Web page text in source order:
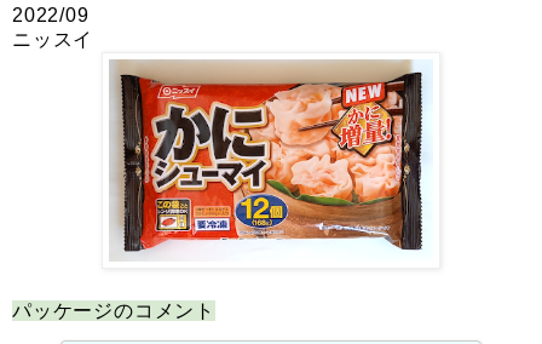
2022/09
ニッスイ
パッケージのコメント